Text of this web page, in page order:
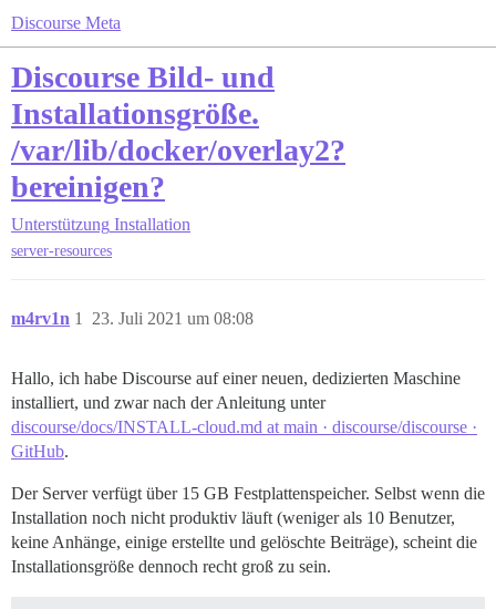
Discourse Meta
Discourse Bild- und
Installationsgröße.
/var/lib/docker/overlay2?
bereinigen?
Unterstützung Installation
server-resources
m4rv1n 23. Juli 2021 um 08:08
1
Hallo, ich habe Discourse auf einer neuen, dedizierten Maschine
installiert, und zwar nach der Anleitung unter
discourse/docs/INSTALL-cloud.md at main · discourse/discourse ·
GitHub.
Der Server verfügt über 15 GB Festplattenspeicher. Selbst wenn die
Installation noch nicht produktiv läuft (weniger als 10 Benutzer,
keine Anhänge, einige erstellte und gelöschte Beiträge), scheint die
Installationsgröße dennoch recht groß zu sein.